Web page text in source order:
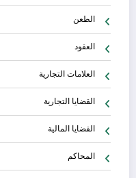
الطعن
العقود
العلامات التجارية
القضايا التجارية
القضايا المالية
المحاكم